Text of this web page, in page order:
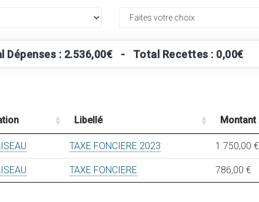
Dépenses : 2.536,00€ - Total Recettes : 0,00€
Libellé Montant
TAXE FONCIERE 2023 1.750,00 €
TAXE FONCIERE 786,00 €